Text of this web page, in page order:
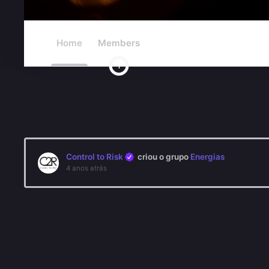
Home Members
1
Control to Risk criou o grupo Energias
4 anos atrás